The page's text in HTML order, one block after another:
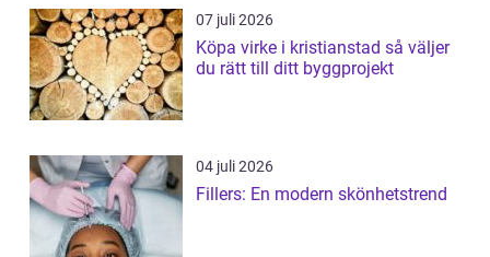
07 juli 2026
Köpa virke i kristianstad så väljer
du rätt till ditt byggprojekt
04 juli 2026
Fillers: En modern skönhetstrend